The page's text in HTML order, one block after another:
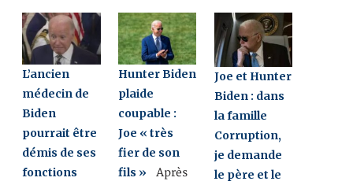
L’ancien
médecin de
Biden
pourrait être
démis de ses
fonctions
Hunter Biden
plaide
coupable :
Joe « très
fier de son
fils » Après
Joe et Hunter
Biden : dans
la famille
Corruption,
je demande
le père et le